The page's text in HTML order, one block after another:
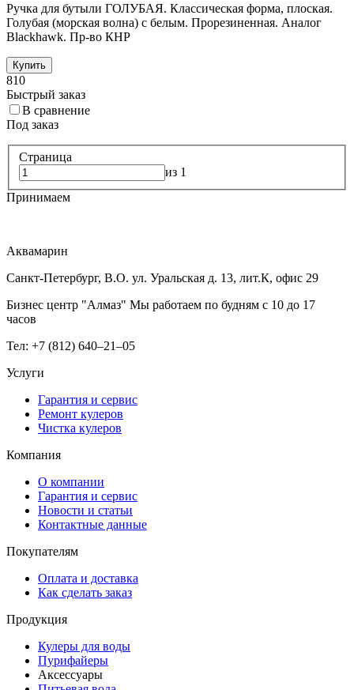
Ручка для бутыли ГОЛУБАЯ. Классическая форма, плоская.
Голубая (морская волна) с белым. Прорезиненная. Аналог
Blackhawk. Пр-во КНР
Купить
810
Быстрый заказ
В сравнение
Под заказ
Страница
из 1
Принимаем
Аквамарин
Санкт-Петербург, В.О. ул. Уральская д. 13, лит.К, офис 29
Бизнес центр "Алмаз" Мы работаем по будням с 10 до 17
часов
Тел: +7 (812) 640–21–05
Услуги
Гарантия и сервис
Ремонт кулеров
Чистка кулеров
Компания
О компании
Гарантия и сервис
Новости и статьи
Контактные данные
Покупателям
Оплата и доставка
Как сделать заказ
Продукция
Кулеры для воды
Пурифайеры
Аксессуары